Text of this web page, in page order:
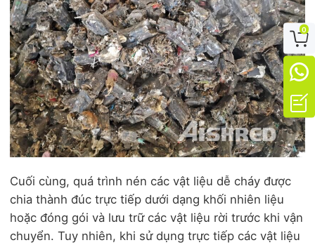
Cuối cùng, quá trình nén các vật liệu dễ cháy được
chia thành đúc trực tiếp dưới dạng khối nhiên liệu
hoặc đóng gói và lưu trữ các vật liệu rời trước khi vận
chuyển. Tuy nhiên, khi sử dụng trực tiếp các vật liệu

0

